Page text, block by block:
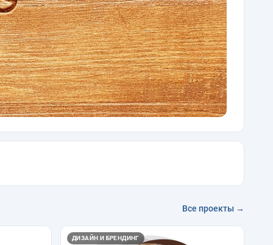
Все проекты →
ДИЗАЙН И БРЕНДИНГ